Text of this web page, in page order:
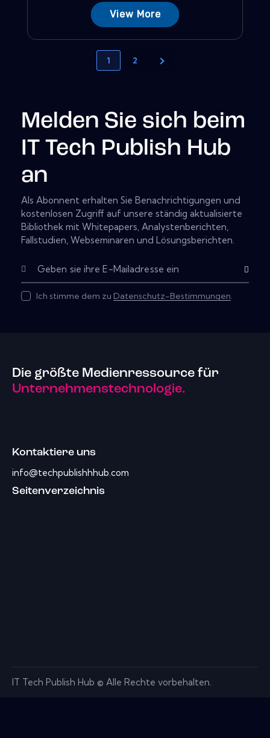
View More
1 2
Melden Sie sich beim
IT Tech Publish Hub
an
Als Abonnent erhalten Sie Benachrichtigungen und
kostenlosen Zugriff auf unsere ständig aktualisierte
Bibliothek mit Whitepapers, Analystenberichten,
Fallstudien, Webseminaren und Lösungsberichten.
Subscribe
Ich stimme dem zu Datenschutz-Bestimmungen.
Die größte Medienressource für
Unternehmenstechnologie.
Kontaktiere uns
info@techpublishhhub.com
Seitenverzeichnis
IT Tech Publish Hub © Alle Rechte vorbehalten.